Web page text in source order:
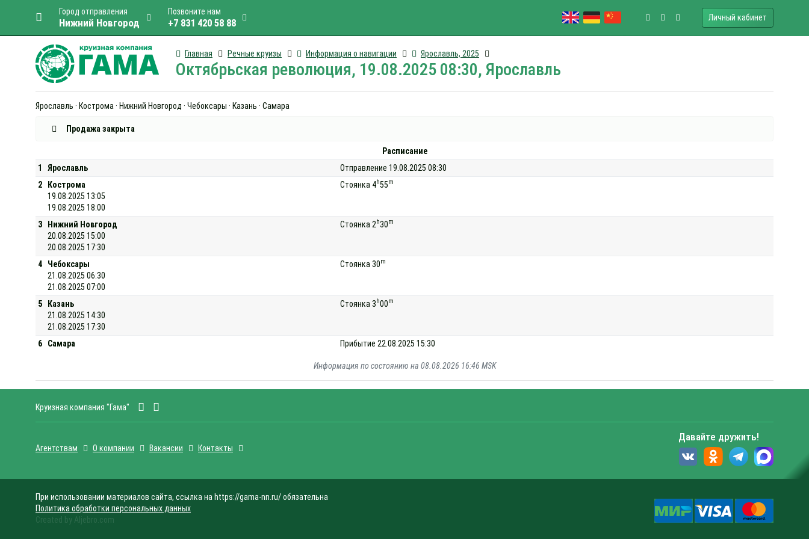
Город отправления
Нижний Новгород
Позвоните нам
+7 831 420 58 88 Личный кабинет
Главная Речные круизы Информация о навигации Ярославль, 2025
Октябрьская революция, 19.08.2025 08:30, Ярославль
Ярославль · Кострома · Нижний Новгород · Чебоксары · Казань · Самара
Продажа закрыта
Расписание
1
Ярославль
Отправление 19.08.2025 08:30
2
Кострома
19.08.2025 13:05
19.08.2025 18:00
Стоянка 4h55m
3
Нижний Новгород
20.08.2025 15:00
20.08.2025 17:30
Стоянка 2 h30m
4
Чебоксары
21.08.2025 06:30
21.08.2025 07:00
Стоянка 30m
5
Казань
21.08.2025 14:30
21.08.2025 17:30
Стоянка 3 h00m
6 Самара Прибытие 22.08.2025 15:30
Информация по состоянию на 08.08.2026 16:46 MSK
Круизная компания "Гама"
Агентствам О компании Вакансии Контакты
Давайте дружить!
При использовании материалов сайта, ссылка на https://gama-nn.ru/ обязательна
Политика обработки персональных данных
Created by Aljebro.com